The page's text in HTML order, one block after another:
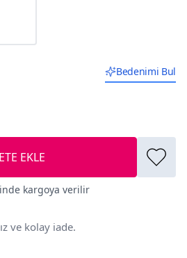
Bedenimi Bul
EKLE
kargoya verilir
ve kolay iade.